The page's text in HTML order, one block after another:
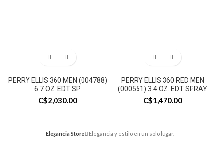
PERRY ELLIS 360 MEN (004788)
6.7 OZ. EDT SP
C$2,030.00
PERRY ELLIS 360 RED MEN
(000551) 3.4 OZ. EDT SPRAY
C$1,470.00
Elegancia Store Elegancia y estilo en un solo lugar.